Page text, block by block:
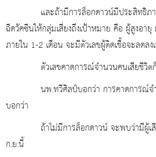
และถ้ามีการล็อกดาวน์มีประสิทธิภาพ
ฉีดวัคซีนให้กลุ่มเสี่ยงถึงเป้าหมาย คือ ผู้สูงอา
ภายใน 1-2 เดือน จะมีตัวเลขผู้ติดเชื้อจะลดล
ตัวเลขคาดการณ์จำนวนคนเสียชีวิตก็
นพ.ทวีศิลป์บอกว่า การคาดการณ์จำน
บอกว่า
ถ้าไม่มีการล็อกดาวน์ จะพบว่ามีผู้เสีย
ก.ย.นี้